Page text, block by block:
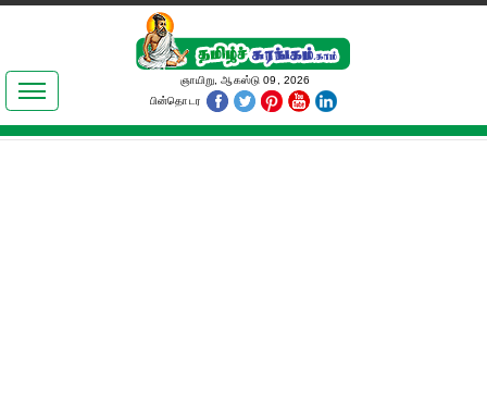
இலக்கியங்கள்
தமிழ் உலகம்
ஞாயிறு, ஆகஸ்டு 09, 2026
பின்தொடர